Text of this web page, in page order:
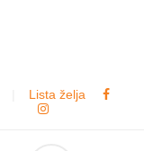
Lista želja